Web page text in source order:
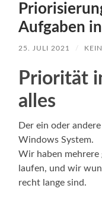
Aufgaben
25. JULI 2021 /
Priorität
alles
Der ein oder
Windows System.
Wir haben mehrere
laufen, und wir
recht lange sind.